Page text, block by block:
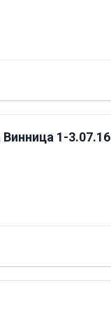
1-3.07.16